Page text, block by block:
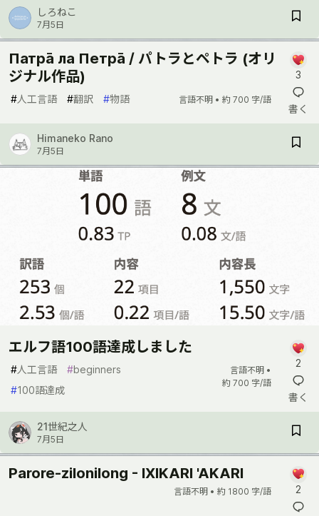
しろねこ
7月5日
Патра̄ ла Петра̄ / パトラとペトラ (オリ
ジナル作品)
#人工言語 #翻訳 #物語 言語不明 • 約 700 字/語
3
書く
Himaneko Rano
7月5日
エルフ語100語達成しました
#人工言語 #beginners
#100語達成
言語不明 •
約 700 字/語
2
書く
21世紀之人
7月5日
Parore-zilonilong - IXIKARI 'AKARI
言語不明 • 約 1800 字/語 2